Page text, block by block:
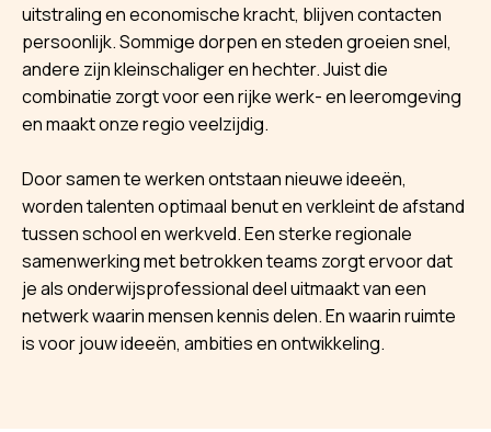
uitstraling en economische kracht, blijven contacten
persoonlijk. Sommige dorpen en steden groeien snel,
andere zijn kleinschaliger en hechter. Juist die
combinatie zorgt voor een rijke werk- en leeromgeving
en maakt onze regio veelzijdig.
Door samen te werken ontstaan nieuwe ideeën,
worden talenten optimaal benut en verkleint de afstand
tussen school en werkveld. Een sterke regionale
samenwerking met betrokken teams zorgt ervoor dat
je als onderwijsprofessional deel uitmaakt van een
netwerk waarin mensen kennis delen. En waarin ruimte
is voor jouw ideeën, ambities en ontwikkeling.